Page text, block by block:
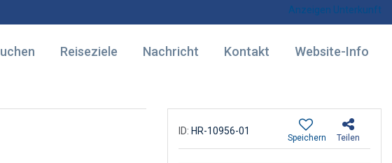
Anzeigen Unterkunft
Reiseziele Nachricht Kontakt Website-Info
ID: HR-10956-01
Teilen
Speichern